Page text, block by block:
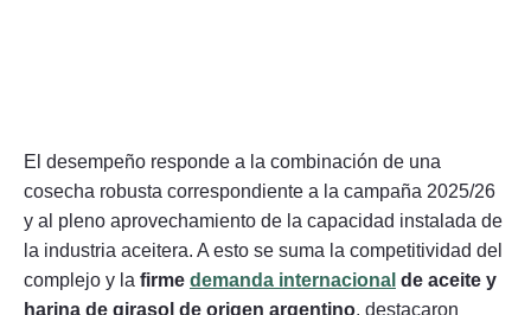
El desempeño responde a la combinación de una
cosecha robusta correspondiente a la campaña 2025/26
y al pleno aprovechamiento de la capacidad instalada de
la industria aceitera. A esto se suma la competitividad del
complejo y la firme demanda internacional de aceite y
harina de girasol de origen argentino, destacaron